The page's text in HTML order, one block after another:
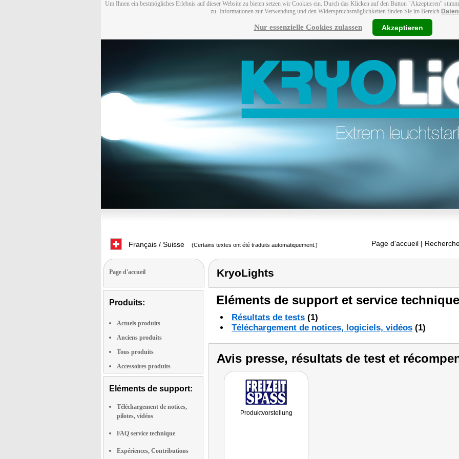
Um Ihnen ein bestmögliches Erlebnis auf dieser Website zu bieten setzen wir Cookies ein. Durch das Klicken auf den Button "Akzeptieren"
zu. Informationen zur Verwendung und den Widerspruchsmöglichkeiten finden Sie im Bereich
Nur essenzielle Cookies zulassen Akzeptieren
Français / Suisse (Certains textes ont été traduits automatiquement.) Page d'accueil |
Page d'accueil
Produits:
Actuels produits
Anciens produits
Tous produits
Accessoires produits
Eléments de support:
Téléchargement de notices,
pilotes, vidéos
FAQ service technique
Expériences, Contributions
KryoLights
Eléments de support et service
Résultats de tests (1)
Téléchargement de notices, logiciels, vidéos (1)
Avis presse, résultats de test et
Produktvorstellung